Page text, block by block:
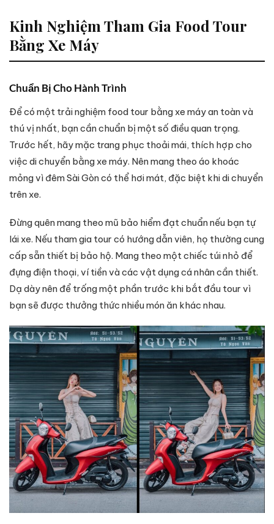
Kinh Nghiệm Tham Gia Food Tour
Bằng Xe Máy
Chuẩn Bị Cho Hành Trình
Để có một trải nghiệm food tour bằng xe máy an toàn và
thú vị nhất, bạn cần chuẩn bị một số điều quan trọng.
Trước hết, hãy mặc trang phục thoải mái, thích hợp cho
việc di chuyển bằng xe máy. Nên mang theo áo khoác
mỏng vì đêm Sài Gòn có thể hơi mát, đặc biệt khi di chuyển
trên xe.
Đừng quên mang theo mũ bảo hiểm đạt chuẩn nếu bạn tự
lái xe. Nếu tham gia tour có hướng dẫn viên, họ thường cung
cấp sẵn thiết bị bảo hộ. Mang theo một chiếc túi nhỏ để
đựng điện thoại, ví tiền và các vật dụng cá nhân cần thiết.
Dạ dày nên để trống một phần trước khi bắt đầu tour vì
bạn sẽ được thưởng thức nhiều món ăn khác nhau.